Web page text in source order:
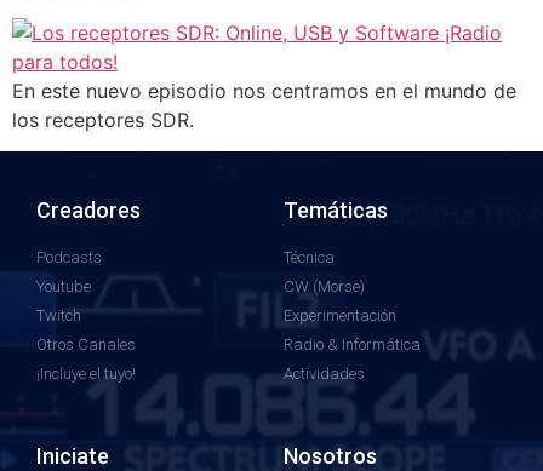
En este nuevo episodio nos centramos en el mundo de
los receptores SDR.
Creadores
Podcasts
Youtube
Twitch
Otros Canales
¡Incluye el tuyo!
Temáticas
Técnica
CW (Morse)
Experimentación
Radio & Informática
Actividades
Iniciate Nosotros